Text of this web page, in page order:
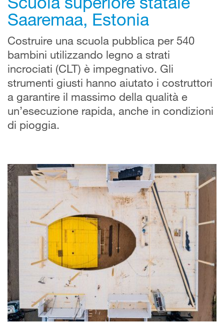
Saaremaa, Estonia
Costruire una scuola pubblica per 540
bambini utilizzando legno a strati
incrociati (CLT) è impegnativo. Gli
strumenti giusti hanno aiutato i costruttori
a garantire il massimo della qualità e
un’esecuzione rapida, anche in condizioni
di pioggia.